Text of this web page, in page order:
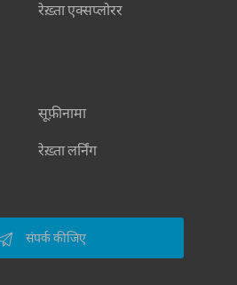
रेख़्ता एक्सप्लोरर
सूफ़ीनामा
रेख़्ता लर्निंग
संपर्क कीजिए